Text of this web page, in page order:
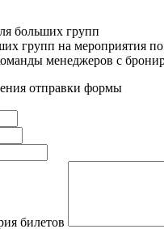
больших групп
групп на мероприятия
менеджеров с
отправки формы
билетов